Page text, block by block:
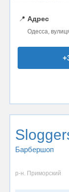
📍 Адрес
Одесса,
Барбершоп
р-н. Приморский